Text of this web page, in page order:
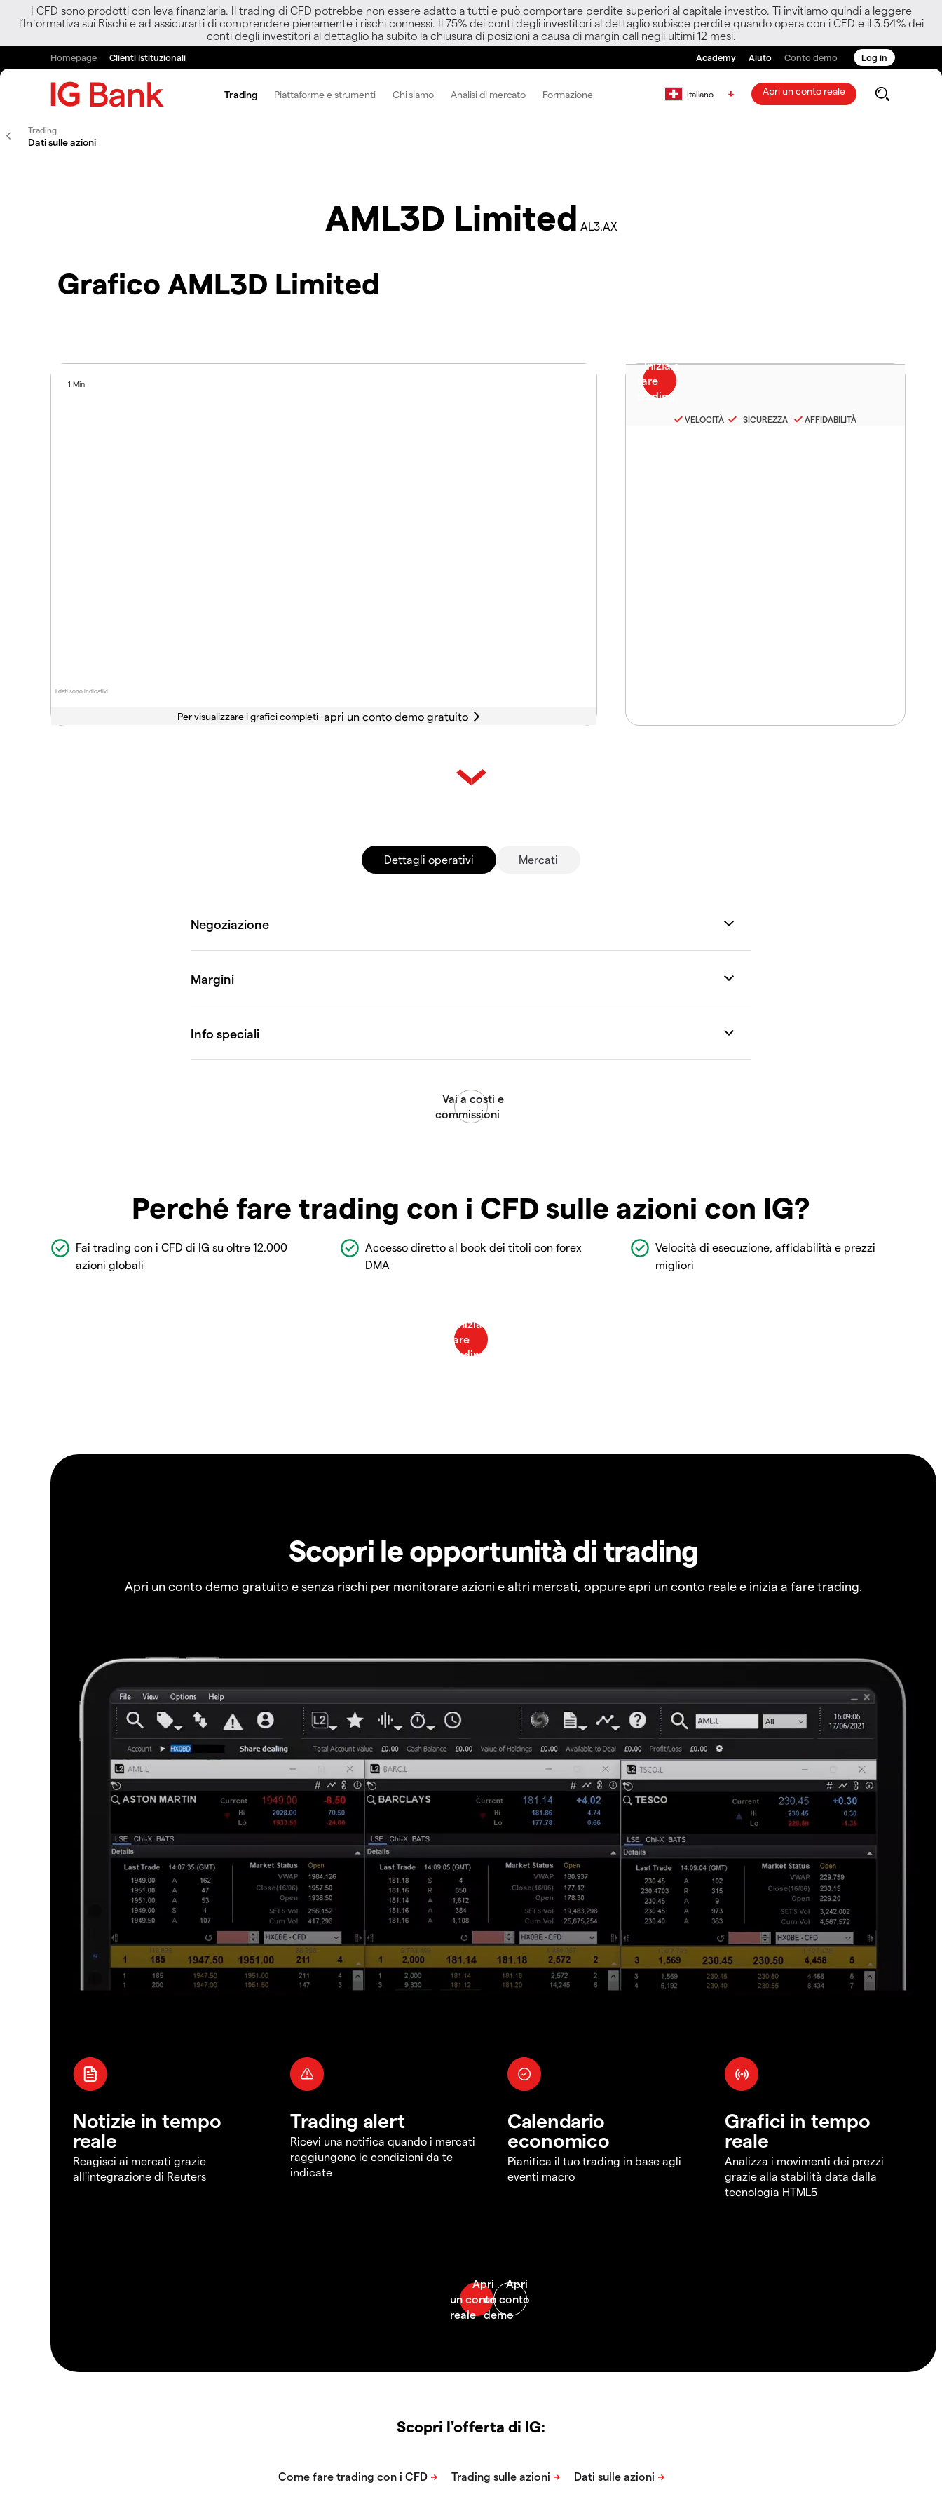
I CFD sono prodotti con leva finanziaria. Il trading di CFD potrebbe non essere adatto a tutti e può comportare perdite superiori al capitale investito. Ti invitiamo quindi a leggere
l’Informativa sui Rischi e ad assicurarti di comprendere pienamente i rischi connessi. Il 75% dei conti degli investitori al dettaglio subisce perdite quando opera con i CFD e il 3.54% dei
conti degli investitori al dettaglio ha subito la chiusura di posizioni a causa di margin call negli ultimi 12 mesi.
Homepage Clienti Istituzionali Academy Aiuto Conto demo Log in
Trading Piattaforme e strumenti Chi siamo Analisi di mercato Formazione Italiano Apri un conto reale
Trading
Dati sulle azioni
AML3D Limited AL3.AX
Grafico AML3D Limited
I dati sono indicativi
1 Min
Per visualizzare i grafici completi -
VELOCITÀ SICUREZZA AFFIDABILITÀ
Dettagli operativi Mercati
Perché fare trading con i CFD sulle azioni con IG?
Fai trading con i CFD di IG su oltre 12.000
azioni globali
Accesso diretto al book dei titoli con forex
DMA
Velocità di esecuzione, affidabilità e prezzi
migliori
Scopri le opportunità di trading
Apri un conto demo gratuito e senza rischi per monitorare azioni e altri mercati, oppure apri un conto reale e inizia a fare trading.
Notizie in tempo
reale
Reagisci ai mercati grazie
all'integrazione di Reuters
Trading alert
Ricevi una notifica quando i mercati
raggiungono le condizioni da te
indicate
Calendario
economico
Pianifica il tuo trading in base agli
eventi macro
Grafici in tempo
reale
Analizza i movimenti dei prezzi
grazie alla stabilità data dalla
tecnologia HTML5
Scopri l'offerta di IG: